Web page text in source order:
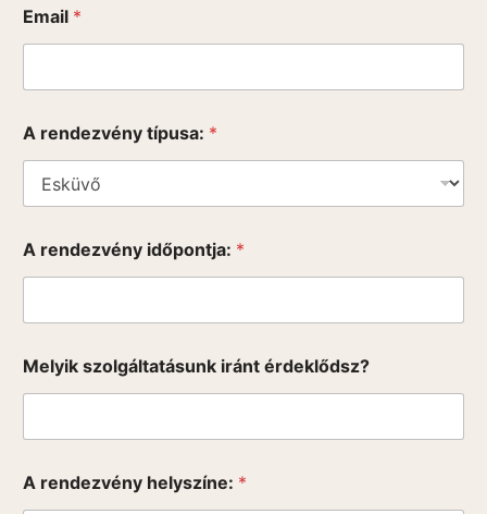
Email *
A rendezvény típusa: *
A rendezvény időpontja: *
Melyik szolgáltatásunk iránt érdeklődsz?
A rendezvény helyszíne: *